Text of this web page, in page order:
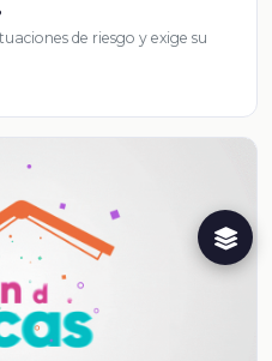
de riesgo y exige su